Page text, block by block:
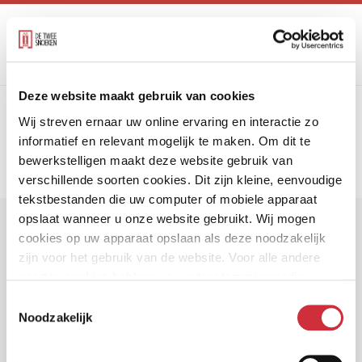
Deze website maakt gebruik van cookies
Wij streven ernaar uw online ervaring en interactie zo
informatief en relevant mogelijk te maken. Om dit te
bewerkstelligen maakt deze website gebruik van
verschillende soorten cookies. Dit zijn kleine, eenvoudige
tekstbestanden die uw computer of mobiele apparaat
opslaat wanneer u onze website gebruikt. Wij mogen
cookies op uw apparaat opslaan als deze noodzakelijk
zijn voor het gebruik van de website. Voor alle andere
Noodzakelijk
Toon alle trefwoorden
trefwoord
universiteit
Projecten